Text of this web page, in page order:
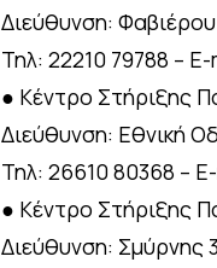
Διεύθυνση:
Τηλ: 22210 79788 –
● Κέντρο Στήριξης
Διεύθυνση: Εθνική
Τηλ: 26610 80368 –
● Κέντρο Στήριξης
Διεύθυνση: Σμύρνης